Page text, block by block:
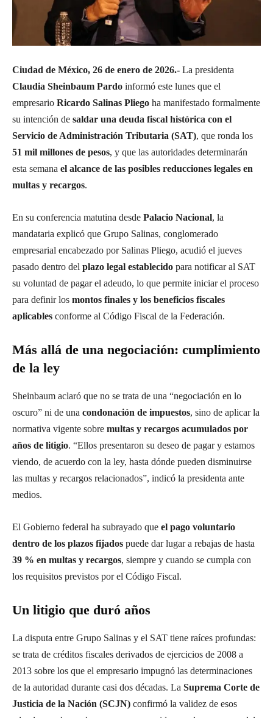
Ciudad de México, 26 de enero de 2026.- La presidenta
Claudia Sheinbaum Pardo informó este lunes que el
empresario Ricardo Salinas Pliego ha manifestado formalmente
su intención de saldar una deuda fiscal histórica con el
Servicio de Administración Tributaria (SAT), que ronda los
51 mil millones de pesos, y que las autoridades determinarán
esta semana el alcance de las posibles reducciones legales en
multas y recargos.
En su conferencia matutina desde Palacio Nacional, la
mandataria explicó que Grupo Salinas, conglomerado
empresarial encabezado por Salinas Pliego, acudió el jueves
pasado dentro del plazo legal establecido para notificar al SAT
su voluntad de pagar el adeudo, lo que permite iniciar el proceso
para definir los montos finales y los beneficios fiscales
aplicables conforme al Código Fiscal de la Federación.
Más allá de una negociación: cumplimiento
de la ley
Sheinbaum aclaró que no se trata de una “negociación en lo
oscuro” ni de una condonación de impuestos, sino de aplicar la
normativa vigente sobre multas y recargos acumulados por
años de litigio. “Ellos presentaron su deseo de pagar y estamos
viendo, de acuerdo con la ley, hasta dónde pueden disminuirse
las multas y recargos relacionados”, indicó la presidenta ante
medios.
El Gobierno federal ha subrayado que el pago voluntario
dentro de los plazos fijados puede dar lugar a rebajas de hasta
39 % en multas y recargos, siempre y cuando se cumpla con
los requisitos previstos por el Código Fiscal.
Un litigio que duró años
La disputa entre Grupo Salinas y el SAT tiene raíces profundas:
se trata de créditos fiscales derivados de ejercicios de 2008 a
2013 sobre los que el empresario impugnó las determinaciones
de la autoridad durante casi dos décadas. La Suprema Corte de
Justicia de la Nación (SCJN) confirmó la validez de esos